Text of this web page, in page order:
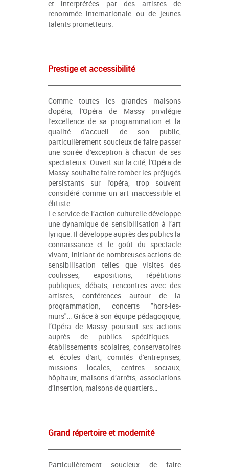
et interprétées par des artistes de
renommée internationale ou de jeunes
talents prometteurs.
Prestige et accessibilité
Comme toutes les grandes maisons
d'opéra, l'Opéra de Massy privilégie
l'excellence de sa programmation et la
qualité d'accueil de son public,
particulièrement soucieux de faire passer
une soirée d'exception à chacun de ses
spectateurs. Ouvert sur la cité, l'Opéra de
Massy souhaite faire tomber les préjugés
persistants sur l'opéra, trop souvent
considéré comme un art inaccessible et
élitiste.
Le service de l’action culturelle développe
une dynamique de sensibilisation à l’art
lyrique. Il développe auprès des publics la
connaissance et le goût du spectacle
vivant, initiant de nombreuses actions de
sensibilisation telles que visites des
coulisses, expositions, répétitions
publiques, débats, rencontres avec des
artistes, conférences autour de la
programmation, concerts "hors-les-
murs"… Grâce à son équipe pédagogique,
l’Opéra de Massy poursuit ses actions
auprès de publics spécifiques :
établissements scolaires, conservatoires
et écoles d'art, comités d'entreprises,
missions locales, centres sociaux,
hôpitaux, maisons d’arrêts, associations
d’insertion, maisons de quartiers…
Grand répertoire et modernité
Particulièrement soucieux de faire